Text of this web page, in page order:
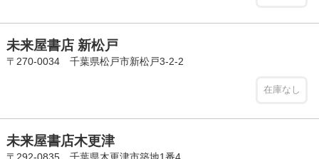
未来屋書店 新松戸
〒270-0034 千葉県松戸市新松戸3-2-2
在庫なし
未来屋書店木更津